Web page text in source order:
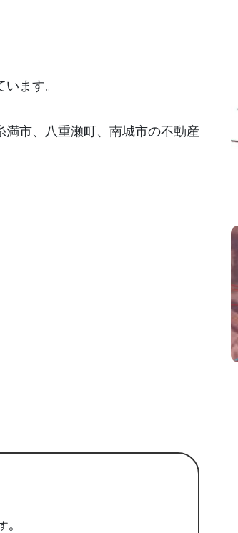
ます。
市、八重瀬町、南城市の不動産